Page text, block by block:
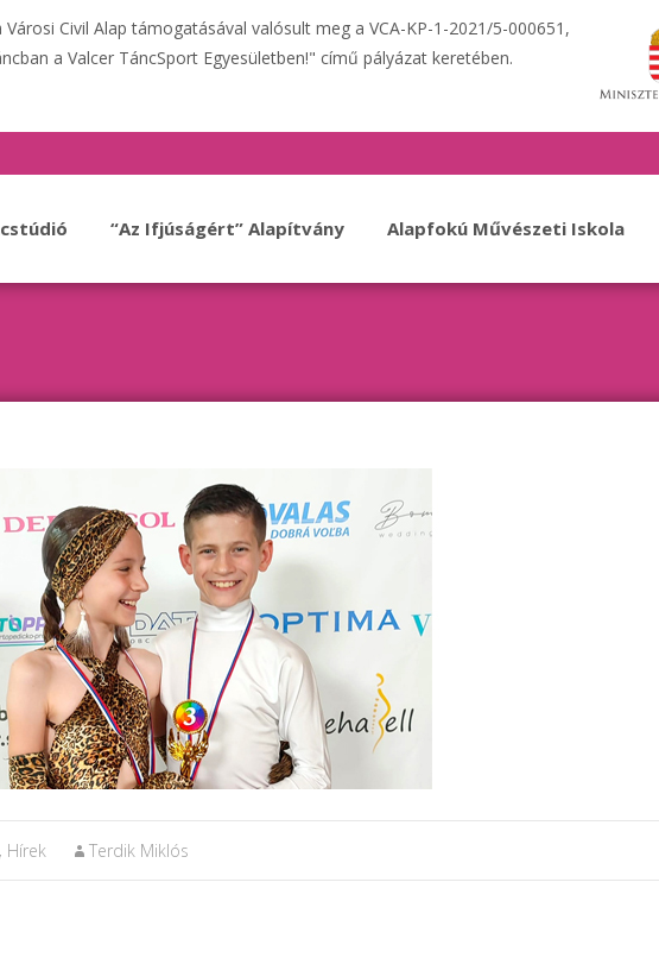
Civil Alap támogatásával valósult meg a VCA-KP-1-2021/5-000651,
a Valcer TáncSport Egyesületben!" című pályázat keretében.
“Az Ifjúságért” Alapítvány Alapfokú Művészeti Iskola
, Hírek Terdik Miklós